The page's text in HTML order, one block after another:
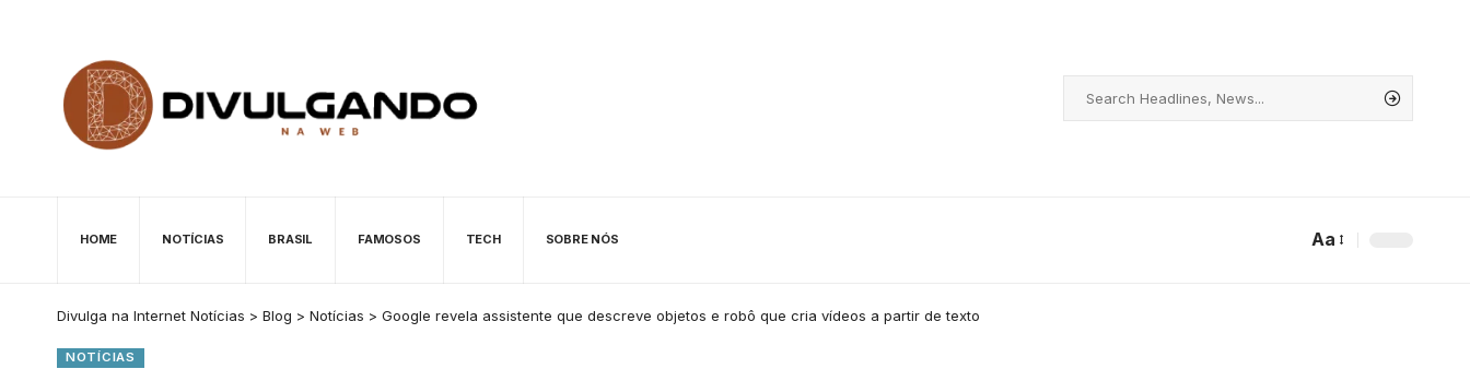
HOME NOTÍCIAS BRASIL FAMOSOS TECH SOBRE NÓS Aa
Divulga na Internet Notícias > Blog > Notícias > Google revela assistente que descreve objetos e robô que cria vídeos a partir de texto
NOTÍCIAS